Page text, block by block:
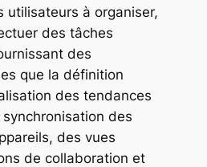
utilisateurs à organiser,
des tâches
des
que la définition
des tendances
des
des vues
de collaboration et